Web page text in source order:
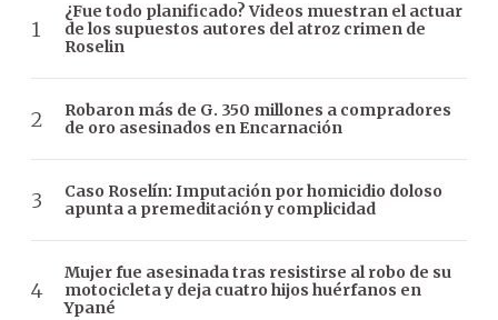
¿Fue todo planificado? Videos muestran el actuar
de los supuestos autores del atroz crimen de
Roselin
Robaron más de G. 350 millones a compradores
de oro asesinados en Encarnación
Caso Roselín: Imputación por homicidio doloso
apunta a premeditación y complicidad
Mujer fue asesinada tras resistirse al robo de su
motocicleta y deja cuatro hijos huérfanos en
Ypané